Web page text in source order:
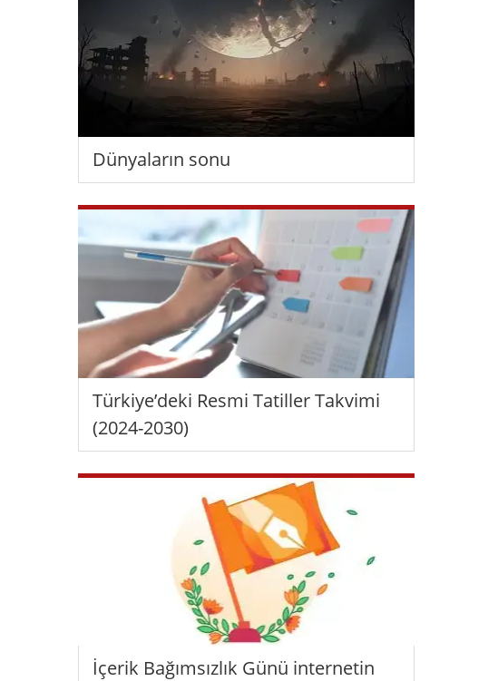
Dünyaların sonu
Türkiye’deki Resmi Tatiller Takvimi
(2024-2030)
İçerik Bağımsızlık Günü internetin